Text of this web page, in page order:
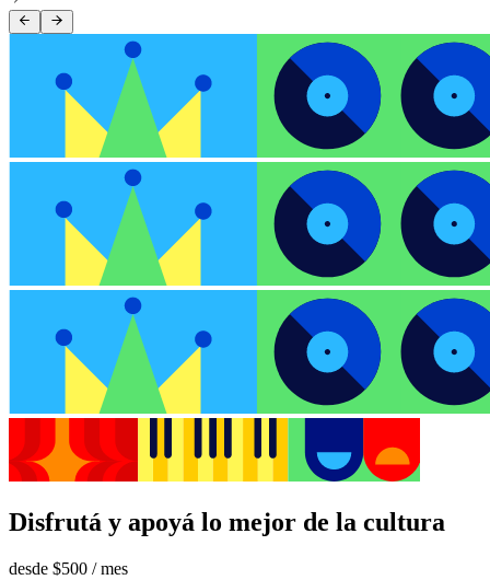
Disfrutá y apoyá lo mejor de la cultura
desde $500 / mes